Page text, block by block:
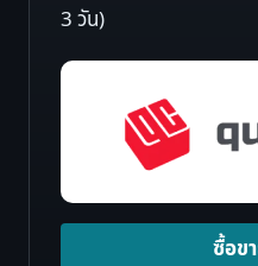
3 วัน)
ซื้อข